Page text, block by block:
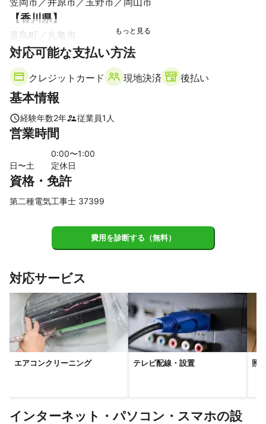
【香川県】
直島町 丸亀市
対応可能な支払い方法
クレジットカード 現地決済 後払い
基本情報
経験年数2年 従業員1 人
営業時間
0:00〜1:00
日〜土
定休日
資格・免許
第二種電気工事士 37399
費用を診断する（無料）
対応サービス
エアコンクリーニング テレビ配線・設置 照
インターネット・パソコン・スマホの設